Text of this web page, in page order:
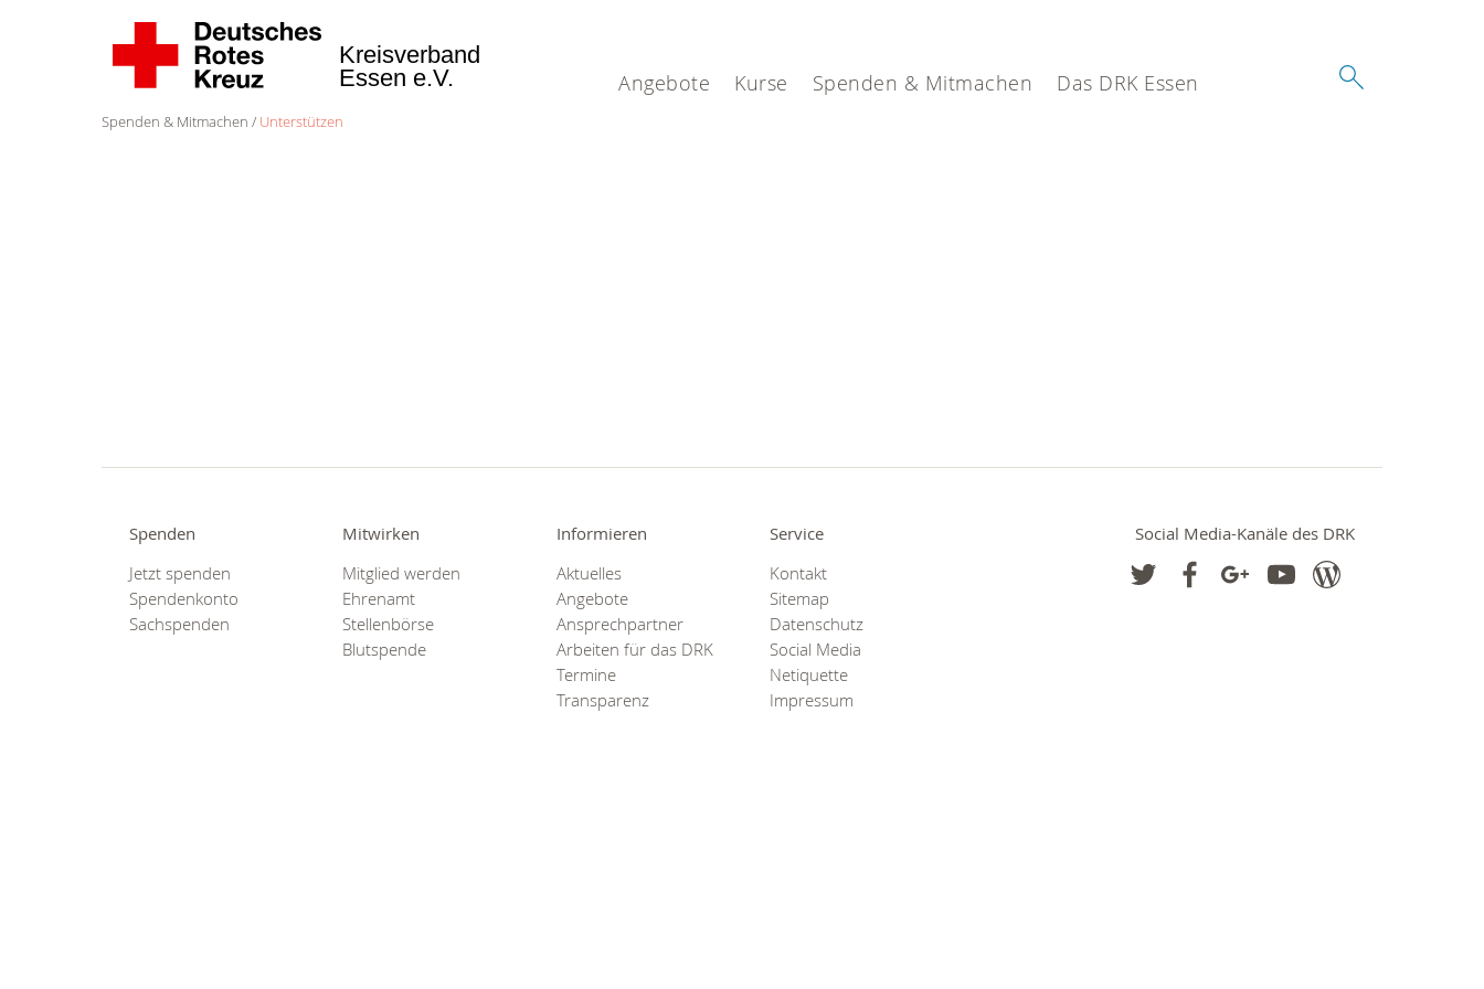
Angebote Kurse Spenden & Mitmachen Das DRK Essen
Kreisverband
Essen e.V.
Spenden & Mitmachen Unterstützen
Spenden
Jetzt spenden
Spendenkonto
Sachspenden
Mitwirken
Mitglied werden
Ehrenamt
Stellenbörse
Blutspende
Informieren
Aktuelles
Angebote
Ansprechpartner
Arbeiten für das DRK
Termine
Transparenz
Service
Kontakt
Sitemap
Datenschutz
Social Media
Netiquette
Impressum
Social Media-Kanäle des DRK